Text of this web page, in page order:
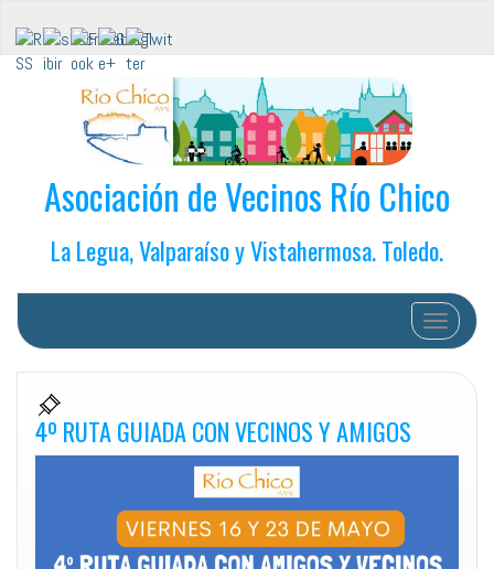
Asociación de Vecinos Río Chico
La Legua, Valparaíso y Vistahermosa. Toledo.
Cambiar
4º RUTA GUIADA CON VECINOS Y AMIGOS